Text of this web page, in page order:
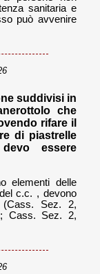
sanitaria e
può avvenire
suddivisi in
che
rifare il
di piastrelle
essere
elementi delle
c.c. , devono
(Cass. Sez. 2,
Cass. Sez. 2,